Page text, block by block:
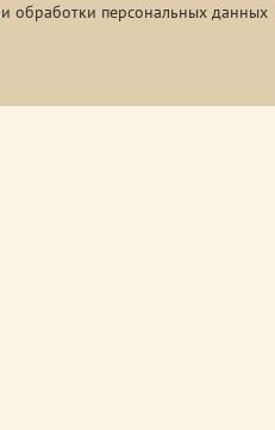
обработки персональных данных